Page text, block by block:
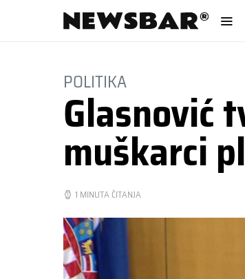
POLITIKA
Glasnović
muškarci
1 MINUTA ČITANJA